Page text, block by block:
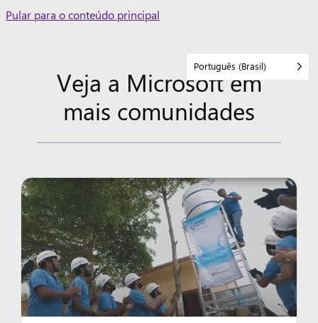
Skip
Pular para o conteúdo principal
Português (Brasil)
Veja a Microsoft em
mais comunidades